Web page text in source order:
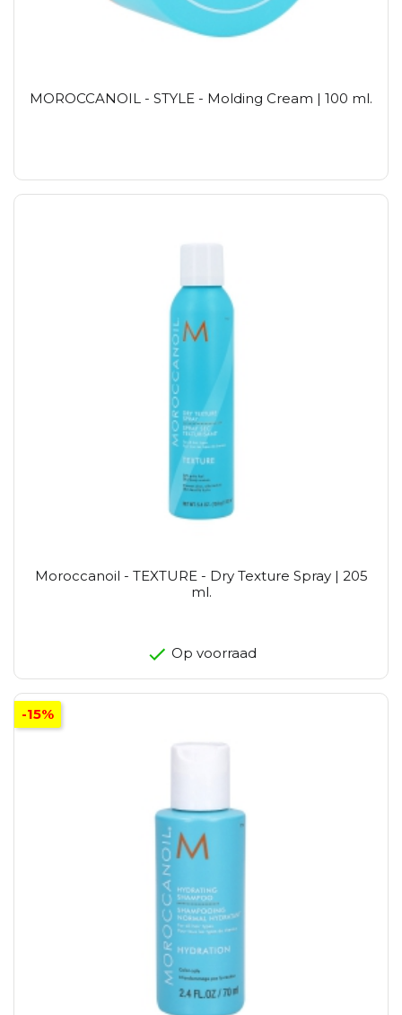
MOROCCANOIL - STYLE - Molding Cream | 100 ml.
Moroccanoil - TEXTURE - Dry Texture Spray | 205
ml.
Op voorraad
-15%